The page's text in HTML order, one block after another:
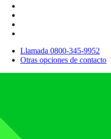
Llamada 0800-345-9952
Otras opciones de contacto